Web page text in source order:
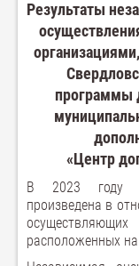
Результаты
программы
«Центр
В 2023 году
произведена в
расположенных